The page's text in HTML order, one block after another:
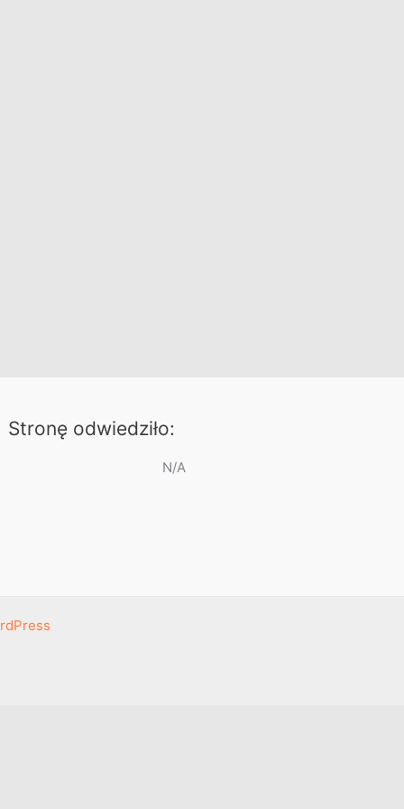
Stronę odwiedziło:
N/A